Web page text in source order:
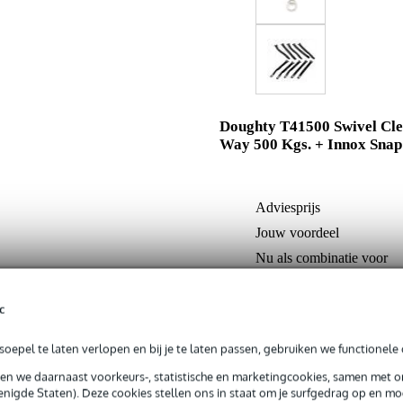
te laten verlopen en bij je te laten passen, gebruiken we functionele
we daarnaast voorkeurs-, statistische en marketingcookies, samen met
Staten). Deze cookies stellen ons in staat om je surfgedrag op en
Doughty T41500 Swivel
Way 500 Kgs. + Innox
Adviesprijs
Jouw voordeel
Nu als combinatie voor
Productinformatie